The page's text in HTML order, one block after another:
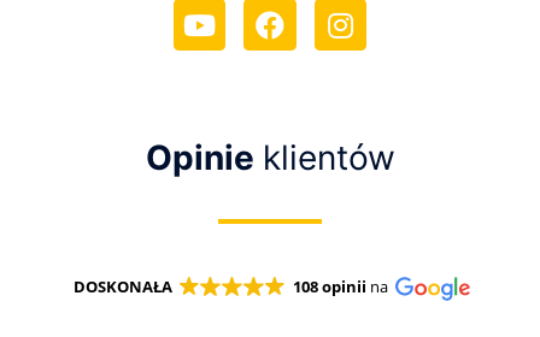
Opinie klientów
DOSKONAŁA 108 opinii na